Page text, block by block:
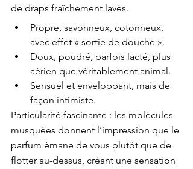
de draps fraîchement lavés.
Propre, savonneux, cotonneux,
avec effet « sortie de douche ».
Doux, poudré, parfois lacté, plus
aérien que véritablement animal.
Sensuel et enveloppant, mais de
façon intimiste.
Particularité fascinante : les molécules
musquées donnent l’impression que le
parfum émane de vous plutôt que de
flotter au-dessus, créant une sensation